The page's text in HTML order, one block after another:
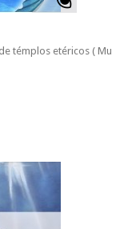
témplos etéricos ( Mu